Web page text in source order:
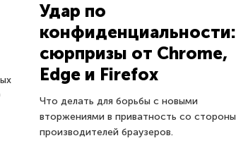
Удар по
конфиденциальности:
сюрпризы от Chrome,
Edge и Firefox
Что делать для борьбы с новыми
вторжениями в приватность со стороны
производителей браузеров.